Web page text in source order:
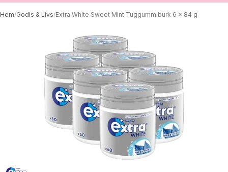
Hem/Godis & Livs/Extra White Sweet Mint Tuggummiburk 6 x 84 g